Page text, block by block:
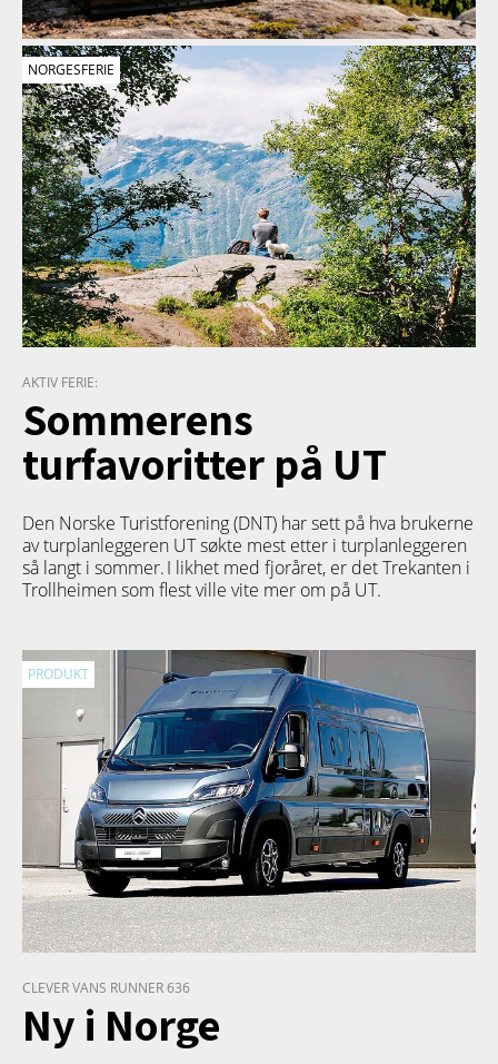
NORGESFERIE
AKTIV FERIE:
Sommerens
turfavoritter på UT
Den Norske Turistforening (DNT) har sett på hva brukerne
av turplanleggeren UTsøkte mest etter i turplanleggeren
så langt i sommer. I likhet med fjoråret, er det Trekanten i
Trollheimen som flest ville vite mer om på UT.
PRODUKT
CLEVER VANS RUNNER 636
Ny i Norge